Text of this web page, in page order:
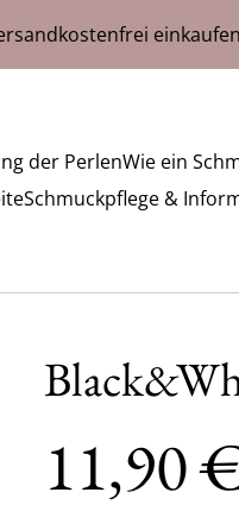
der PerlenWie ein
Schmuckpflege &
11,90